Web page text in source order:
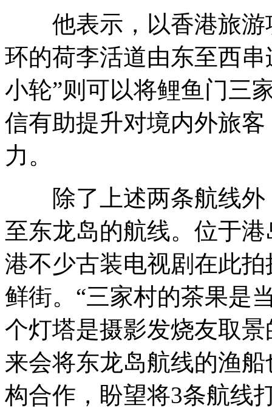
他表示，以香港旅游
环的荷李活道由东至西
小轮”则可以将鲤鱼门三
信有助提升对境内外旅
力。
除了上述两条航线外
至东龙岛的航线。位于
港不少古装电视剧在此
鲜街。“三家村的茶果是
个灯塔是摄影发烧友取
来会将东龙岛航线的渔
构合作，盼望将3条航线